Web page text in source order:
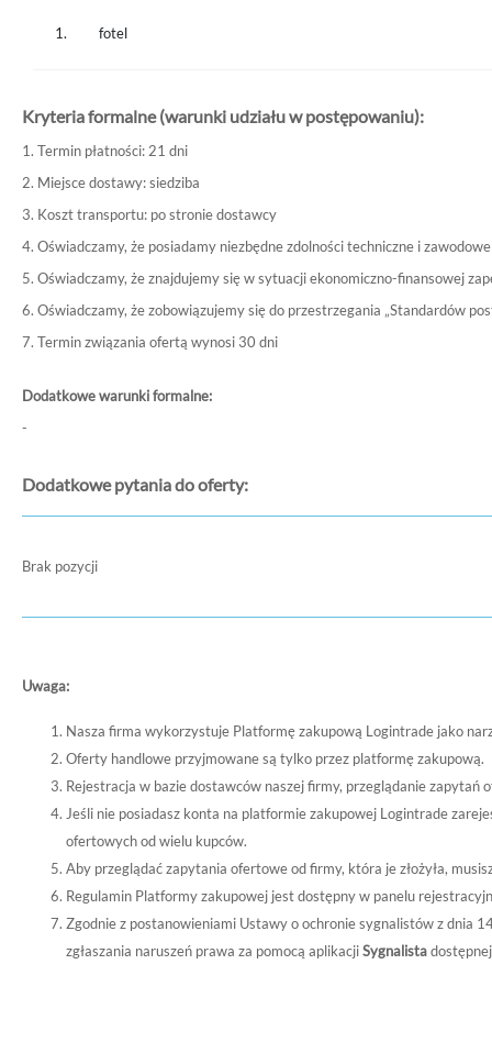
1. fotel
Kryteria formalne (warunki udziału w postępowaniu):
1. Termin płatności: 21 dni
2. Miejsce dostawy: siedziba
3. Koszt transportu: po stronie dostawcy
4. Oświadczamy, że posiadamy niezbędne zdolności techniczne i
5. Oświadczamy, że znajdujemy się w sytuacji ekonomiczno-finansowej
6. Oświadczamy, że zobowiązujemy się do przestrzegania „Standardów
7. Termin związania ofertą wynosi 30 dni
Dodatkowe warunki formalne:
-
Dodatkowe pytania do oferty:
Brak pozycji
Uwaga:
Nasza firma wykorzystuje Platformę zakupową Logintrade jako
Oferty handlowe przyjmowane są tylko przez platformę zakupową.
Rejestracja w bazie dostawców naszej firmy, przeglądanie zapytań
Jeśli nie posiadasz konta na platformie zakupowej Logintrade
ofertowych od wielu kupców.
Aby przeglądać zapytania ofertowe od firmy, która je złożyła,
Regulamin Platformy zakupowej jest dostępny w panelu
Zgodnie z postanowieniami Ustawy o ochronie sygnalistów z dnia
zgłaszania naruszeń prawa za pomocą aplikacjiSygnalista